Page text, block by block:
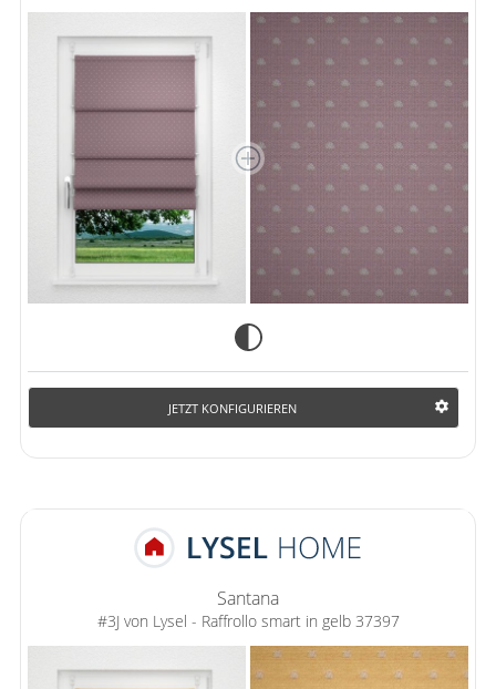
JETZT KONFIGURIEREN
Santana
#3J von Lysel - Raffrollo smart in gelb 37397